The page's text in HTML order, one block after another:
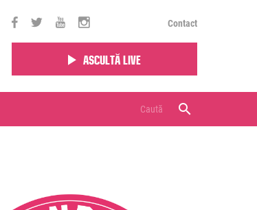
Contact
Ascultă live